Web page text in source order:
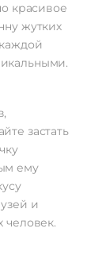
красивое
жутких
застать
ему
и
человек.